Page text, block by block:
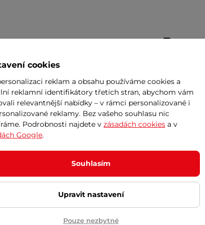
do vzduchových zbraní, které
jsou vyrobenéz tvrdého
V balení najdete 10 ks
Kalibr
7
Nová
Vaše
půjčovnu
cookies
reklam a obsahu používáme cookies a
reklamní identifikátory třetích stran, abychom vám
relevantnější nabídky – v rámci personalizované i
reklamy. Bez vašeho souhlasu nic
Podrobnosti najdete v zásadách cookies a v
Google.
Souhlasím
Upravit nastavení
Pouze nezbytné